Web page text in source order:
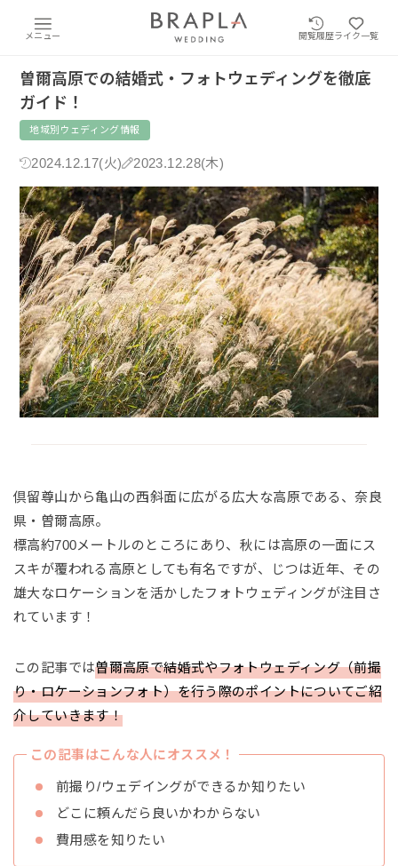
メニュー 閲覧履歴ライク一覧
曽爾高原での結婚式・フォトウェディングを徹底
ガイド！
地域別ウェディング情報
2024.12.17(火) 2023.12.28(木)
倶留尊山から亀山の西斜面に広がる広大な高原である、奈良
県・曽爾高原。
標高約700メートルのところにあり、秋には高原の一面にス
スキが覆われる高原としても有名ですが、じつは近年、その
雄大なロケーションを活かしたフォトウェディングが注目さ
れています！
この記事では曽爾高原で結婚式やフォトウェディング（前撮
り・ロケーションフォト）を行う際のポイントについてご紹
介していきます！
この記事はこんな人にオススメ！
前撮り/ウェデイングができるか知りたい
どこに頼んだら良いかわからない
費用感を知りたい